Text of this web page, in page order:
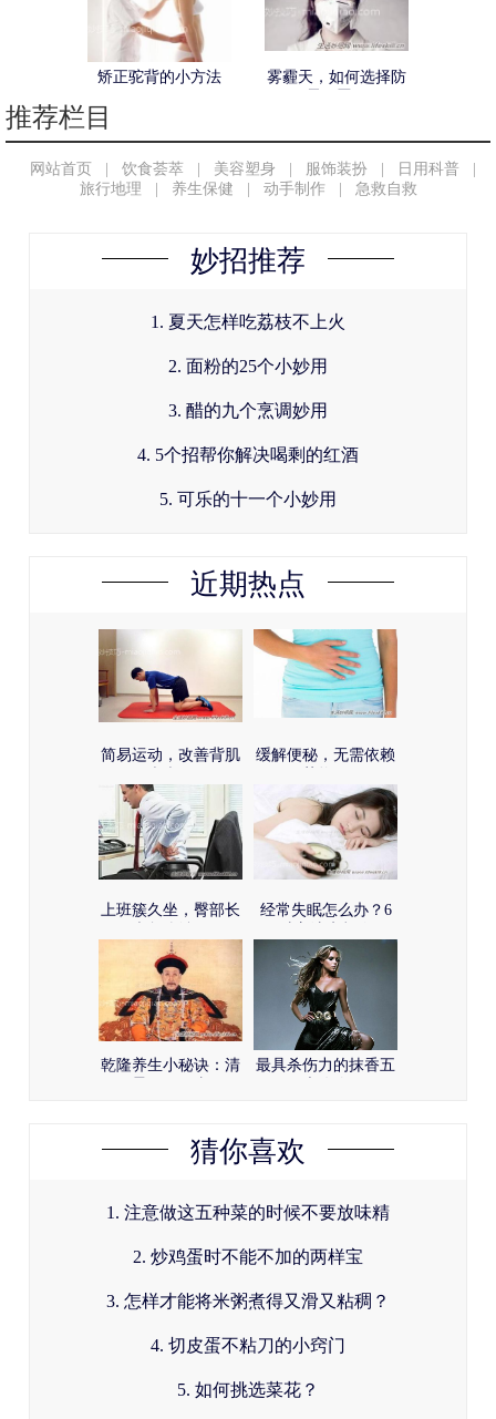
矫正驼背的小方法
雾霾天，如何选择防
推荐栏目
网站首页 饮食荟萃 美容塑身 服饰装扮 日用科普
旅行地理
养生保健 动手制作 急救自救
妙招推荐
1. 夏天怎样吃荔枝不上火
2. 面粉的25个小妙用
3. 醋的九个烹调妙用
4. 5个招帮你解决喝剩的红酒
5. 可乐的十一个小妙用
近期热点
简易运动，改善背肌
缓解便秘，无需依赖
上班簇久坐，臀部长
经常失眠怎么办？6
乾隆养生小秘诀：清
最具杀伤力的抹香五
猜你喜欢
1. 注意做这五种菜的时候不要放味精
2. 炒鸡蛋时不能不加的两样宝
3. 怎样才能将米粥煮得又滑又粘稠？
4. 切皮蛋不粘刀的小窍门
5. 如何挑选菜花？